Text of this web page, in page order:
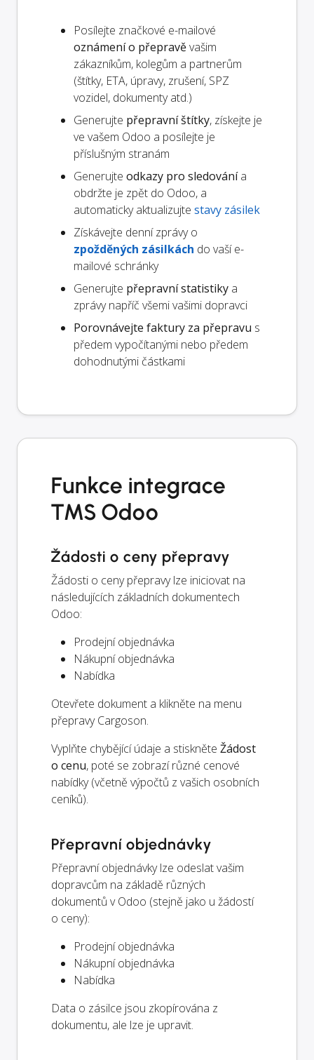
Posílejte značkové e-mailové
oznámení o přepravěvašim
zákazníkům, kolegům a partnerům
(štítky, ETA, úpravy, zrušení, SPZ
vozidel, dokumenty atd.)
Generujte přepravní štítky, získejte je
ve vašem Odoo a posílejte je
příslušným stranám
Generujte odkazy pro sledovánía
obdržte je zpět do Odoo, a
automaticky aktualizujte stavy zásilek
Získávejte denní zprávy o
zpožděných zásilkách do vaší e-
mailové schránky
Generujte přepravní statistiky a
zprávy napříč všemi vašimi dopravci
Porovnávejte faktury za přepravu s
předem vypočítanými nebo předem
dohodnutými částkami
Funkce integrace
TMS Odoo
Žádosti o ceny přepravy
Žádosti o ceny přepravy lze iniciovat na
následujících základních dokumentech
Odoo:
Prodejní objednávka
Nákupní objednávka
Nabídka
Otevřete dokument a klikněte na menu
přepravy Cargoson.
Vyplňte chybějící údaje a stiskněte Žádost
o cenu, poté se zobrazí různé cenové
nabídky (včetně výpočtů z vašich osobních
ceníků).
Přepravní objednávky
Přepravní objednávky lze odeslat vašim
dopravcům na základě různých
dokumentů v Odoo (stejně jako u žádostí
o ceny):
Prodejní objednávka
Nákupní objednávka
Nabídka
Data o zásilce jsou zkopírována z
dokumentu, ale lze je upravit.